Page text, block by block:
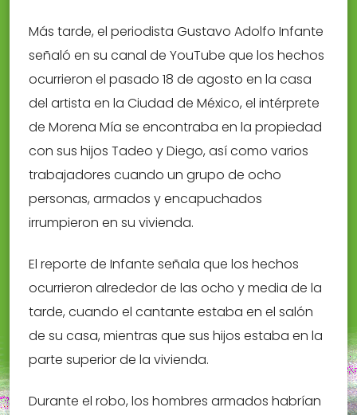
Más tarde, el periodista Gustavo Adolfo Infante
señaló en su canal de YouTube que los hechos
ocurrieron el pasado 18 de agosto en la casa
del artista en la Ciudad de México, el intérprete
de Morena Mía se encontraba en la propiedad
con sus hijos Tadeo y Diego, así como varios
trabajadores cuando un grupo de ocho
personas, armados y encapuchados
irrumpieron en su vivienda.
El reporte de Infante señala que los hechos
ocurrieron alrededor de las ocho y media de la
tarde, cuando el cantante estaba en el salón
de su casa, mientras que sus hijos estaba en la
parte superior de la vivienda.
Durante el robo, los hombres armados habrían